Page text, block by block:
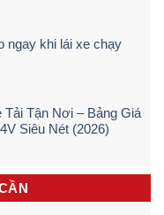
ngay khi lái xe chạy
Tải Tận Nơi – Bảng Giá
Siêu Nét (2026)